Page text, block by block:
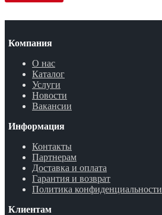
Компания
О нас
Каталог
Услуги
Новости
Вакансии
Информация
Контакты
Партнерам
Доставка и оплата
Гарантия и возврат
Политика конфиденциальности
Клиентам